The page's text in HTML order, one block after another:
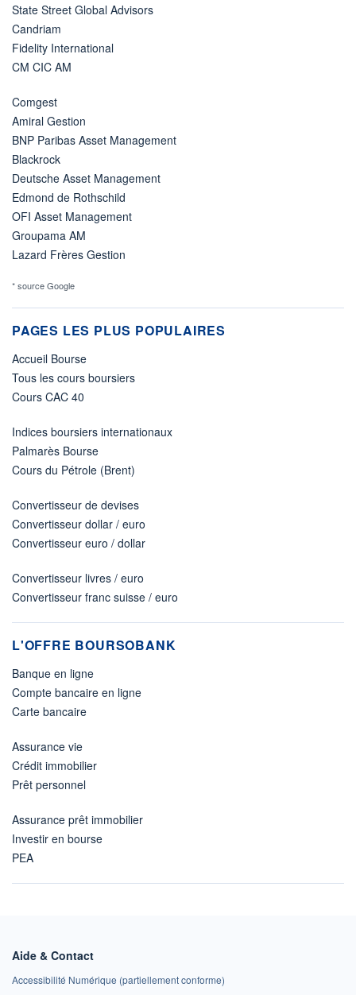
State Street Global Advisors
Candriam
Fidelity International
CM CIC AM
Comgest
Amiral Gestion
BNP Paribas Asset Management
Blackrock
Deutsche Asset Management
Edmond de Rothschild
OFI Asset Management
Groupama AM
Lazard Frères Gestion
* source Google
PAGES LES PLUS POPULAIRES
Accueil Bourse
Tous les cours boursiers
Cours CAC 40
Indices boursiers internationaux
Palmarès Bourse
Cours du Pétrole (Brent)
Convertisseur de devises
Convertisseur dollar / euro
Convertisseur euro / dollar
Convertisseur livres / euro
Convertisseur franc suisse / euro
L'OFFRE BOURSOBANK
Banque en ligne
Compte bancaire en ligne
Carte bancaire
Assurance vie
Crédit immobilier
Prêt personnel
Assurance prêt immobilier
Investir en bourse
PEA
Aide & Contact
Accessibilité Numérique (partiellement conforme)